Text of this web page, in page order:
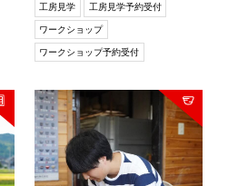
工房見学 工房見学予約受付
ワークショップ
ワークショップ予約受付